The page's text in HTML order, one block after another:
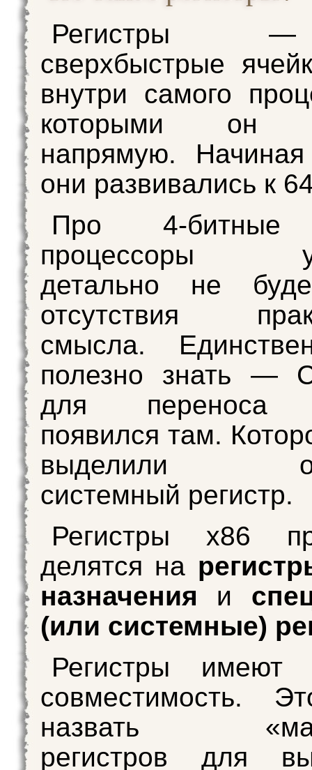
Регистры
сверхбыстрые
внутри самого
которыми он
напрямую.
они развивались к
Про 4-битные
процессоры
детально не
отсутствия
смысла.
полезно знать —
для переноса
появился там.
выделили
системный регистр.
Регистры х86
делятся на
назначения и
(или системные)
Регистры имеют
совместимость.
назвать
регистров для